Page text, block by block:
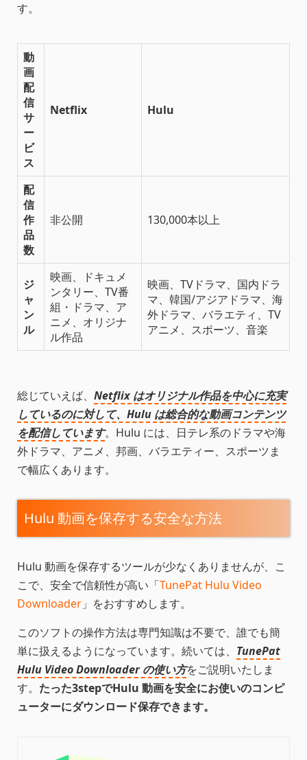
す。
動
画
配
信
サ
ー
ビ
ス
Netflix Hulu
配
信
作
品
数
非公開 130,000本以上
ジ
ャ
ン
ル
映画、ドキュメ
ンタリー、TV番
組・ドラマ、ア
ニメ、オリジナ
ル作品
映画、TVドラマ、国内ドラ
マ、韓国/アジアドラマ、海
外ドラマ、バラエティ、TV
アニメ、スポーツ、音楽
総じていえば、 Netflix はオリジナル作品を中心に充実
しているのに対して、Hulu は総合的な動画コンテンツ
を配信しています。Hulu には、日テレ系のドラマや海
外ドラマ、アニメ、邦画、バラエティー、スポーツま
で幅広くあります。
Hulu 動画を保存する安全な方法
Hulu 動画を保存するツールが少なくありませんが、こ
こで、安全で信頼性が高い「TunePat Hulu Video
Downloader 」をおすすめします。
このソフトの操作方法は専門知識は不要で、誰でも簡
単に扱えるようになっています。続いては、 TunePat
Hulu Video Downloader の使い方をご説明いたしま
す。 たった3stepでHulu 動画を安全にお使いのコンピ
ューターにダウンロード保存できます。